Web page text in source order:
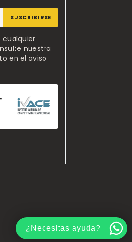
SUSCRIBIRSE
cualquier
nuestra
en el aviso
¿Necesitas ayuda?